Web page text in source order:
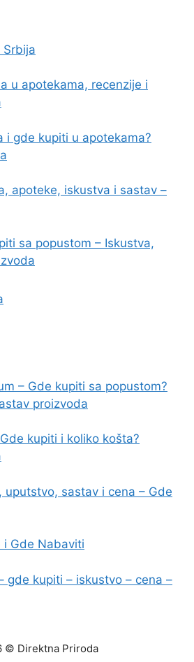
Srbija
u apotekama, recenzije i
i gde kupiti u apotekama?
apoteke, iskustva i sastav –
sa popustom – Iskustva,
– Gde kupiti sa popustom?
proizvoda
kupiti i koliko košta?
uputstvo, sastav i cena – Gde
i Gde Nabaviti
gde kupiti – iskustvo – cena –
© Direktna Priroda